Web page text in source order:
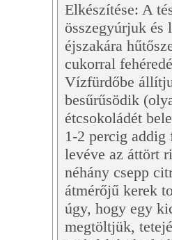
Elkészítése: A
összegyúrjuk és
éjszakára
cukorral
Vízfürdőbe
besűrűsödik
étcsokoládét
1-2 percig
levéve az áttört
néhány csepp
átmérőjű kerek
úgy, hogy egy
megtöltjük,